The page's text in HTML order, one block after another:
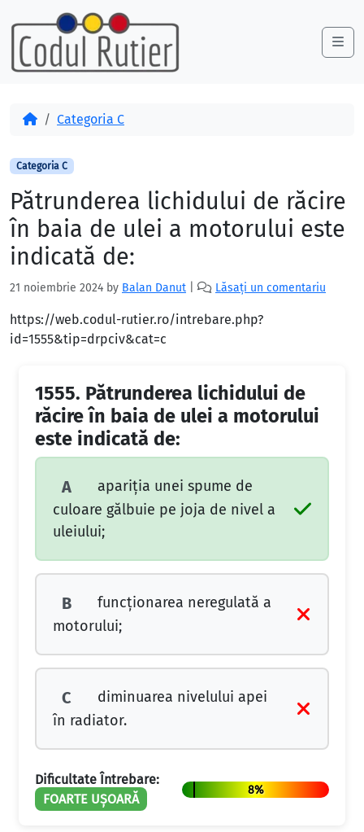
Skip to content
Skip to footer
AcasăCategoria C
Categoria C
Pătrunderea lichidului de răcire
în baia de ulei a motorului este
indicată de:
21 noiembrie 2024 by Balan Danut Lăsați un comentariu
https://web.codul-rutier.ro/intrebare.php?
id=1555&tip=drpciv&cat=c
1555. Pătrunderea lichidului de
răcire în baia de ulei a motorului
este indicată de:
A
apariţia unei spume de
culoare gălbuie pe joja de nivel a
uleiului;
B
funcţionarea neregulată a
motorului;
C
diminuarea nivelului apei
în radiator.
Dificultate Întrebare:
FOARTE UȘOARĂ
8%